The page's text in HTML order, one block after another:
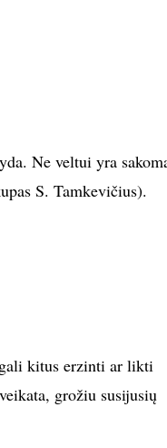
Ne veltui yra
S. Tamkevičius).
kitus erzinti ar likti
grožiu susijusių